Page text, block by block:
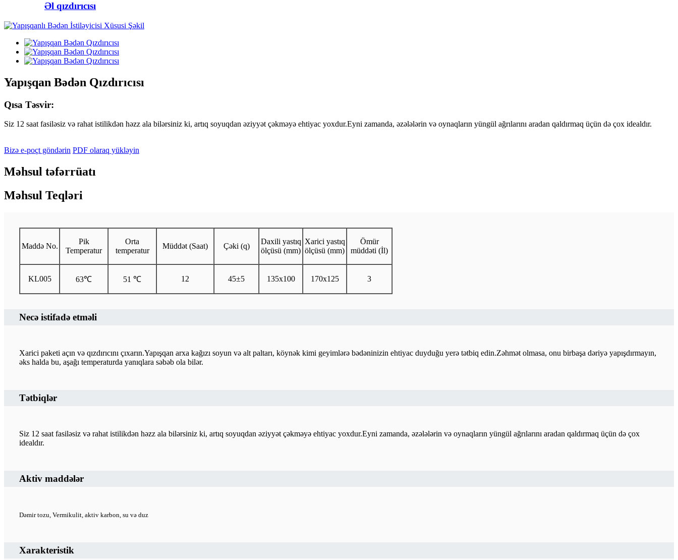
Əl qızdırıcısı
Yapışqan Bədən Qızdırıcısı
Qısa Təsvir:
Siz 12 saat fasiləsiz və rahat istilikdən həzz ala bilərsiniz ki, artıq soyuqdan əziyyət çəkməyə ehtiyac yoxdur.Eyni zamanda, əzələlərin və oynaqların yüngül ağrılarını aradan qaldırmaq üçün də çox idealdır.
Bizə e-poçt göndərin PDF olaraq yükləyin
Məhsul təfərrüatı
Məhsul Teqləri
Maddə No.
Pik
Temperatur
Orta
temperatur
Müddət (Saat) Çəki (q)
Daxili yastıq
ölçüsü (mm)
Xarici yastıq
ölçüsü (mm)
Ömür
müddəti (İl)
KL005 63℃ 51 ℃ 12 45±5 135x100 170x125 3
Necə istifadə etməli
Xarici paketi açın və qızdırıcını çıxarın.Yapışqan arxa kağızı soyun və alt paltarı, köynək kimi geyimlərə bədəninizin ehtiyac duyduğu yerə tətbiq edin.Zəhmət olmasa, onu birbaşa dəriyə yapışdırmayın,
əks halda bu, aşağı temperaturda yanıqlara səbəb ola bilər.
Tətbiqlər
Siz 12 saat fasiləsiz və rahat istilikdən həzz ala bilərsiniz ki, artıq soyuqdan əziyyət çəkməyə ehtiyac yoxdur.Eyni zamanda, əzələlərin və oynaqların yüngül ağrılarını aradan qaldırmaq üçün də çox
idealdır.
Aktiv maddələr
Dəmir tozu, Vermikulit, aktiv karbon, su və duz
Xarakteristik